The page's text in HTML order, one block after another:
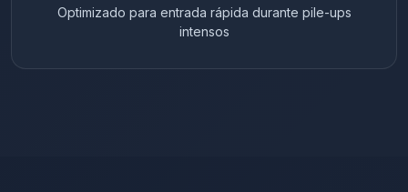
Optimizado para entrada rápida durante pile-ups
intensos